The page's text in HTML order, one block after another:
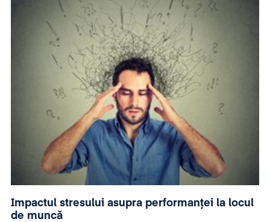
Impactul stresului asupra performanței la locul
de muncă